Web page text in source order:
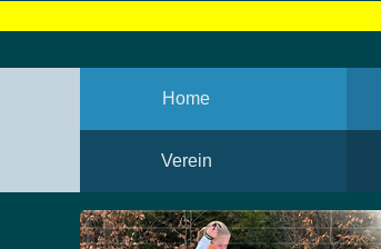
Home
Verein